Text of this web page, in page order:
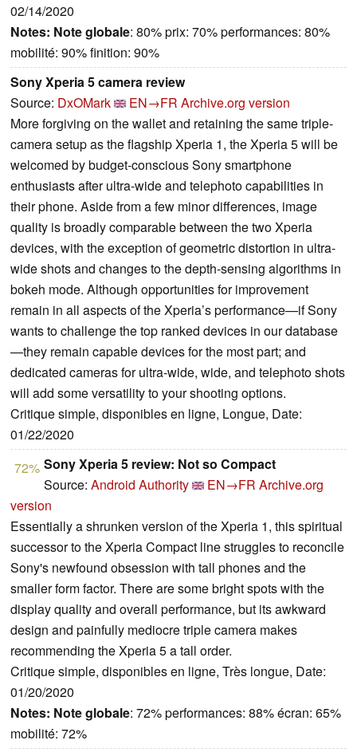
02/14/2020
Notes: Note globale: 80% prix: 70% performances: 80%
mobilité: 90% finition: 90%
Sony Xperia 5 camera review
Source: DxOMark EN→FR Archive.org version
More forgiving on the wallet and retaining the same triple-
camera setup as the flagship Xperia 1, the Xperia 5 will be
welcomed by budget-conscious Sony smartphone
enthusiasts after ultra-wide and telephoto capabilities in
their phone. Aside from a few minor differences, image
quality is broadly comparable between the two Xperia
devices, with the exception of geometric distortion in ultra-
wide shots and changes to the depth-sensing algorithms in
bokeh mode. Although opportunities for improvement
remain in all aspects of the Xperia’s performance—if Sony
wants to challenge the top ranked devices in our database
—they remain capable devices for the most part; and
dedicated cameras for ultra-wide, wide, and telephoto shots
will add some versatility to your shooting options.
Critique simple, disponibles en ligne, Longue, Date:
01/22/2020
72% Sony Xperia 5 review: Not so Compact
Source: Android Authority EN→FR Archive.org
version
Essentially a shrunken version of the Xperia 1, this spiritual
successor to the Xperia Compact line struggles to reconcile
Sony's newfound obsession with tall phones and the
smaller form factor. There are some bright spots with the
display quality and overall performance, but its awkward
design and painfully mediocre triple camera makes
recommending the Xperia 5 a tall order.
Critique simple, disponibles en ligne, Très longue, Date:
01/20/2020
Notes: Note globale: 72% performances: 88% écran: 65%
mobilité: 72%